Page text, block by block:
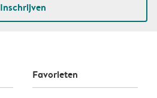
Inschrijven
Favorieten